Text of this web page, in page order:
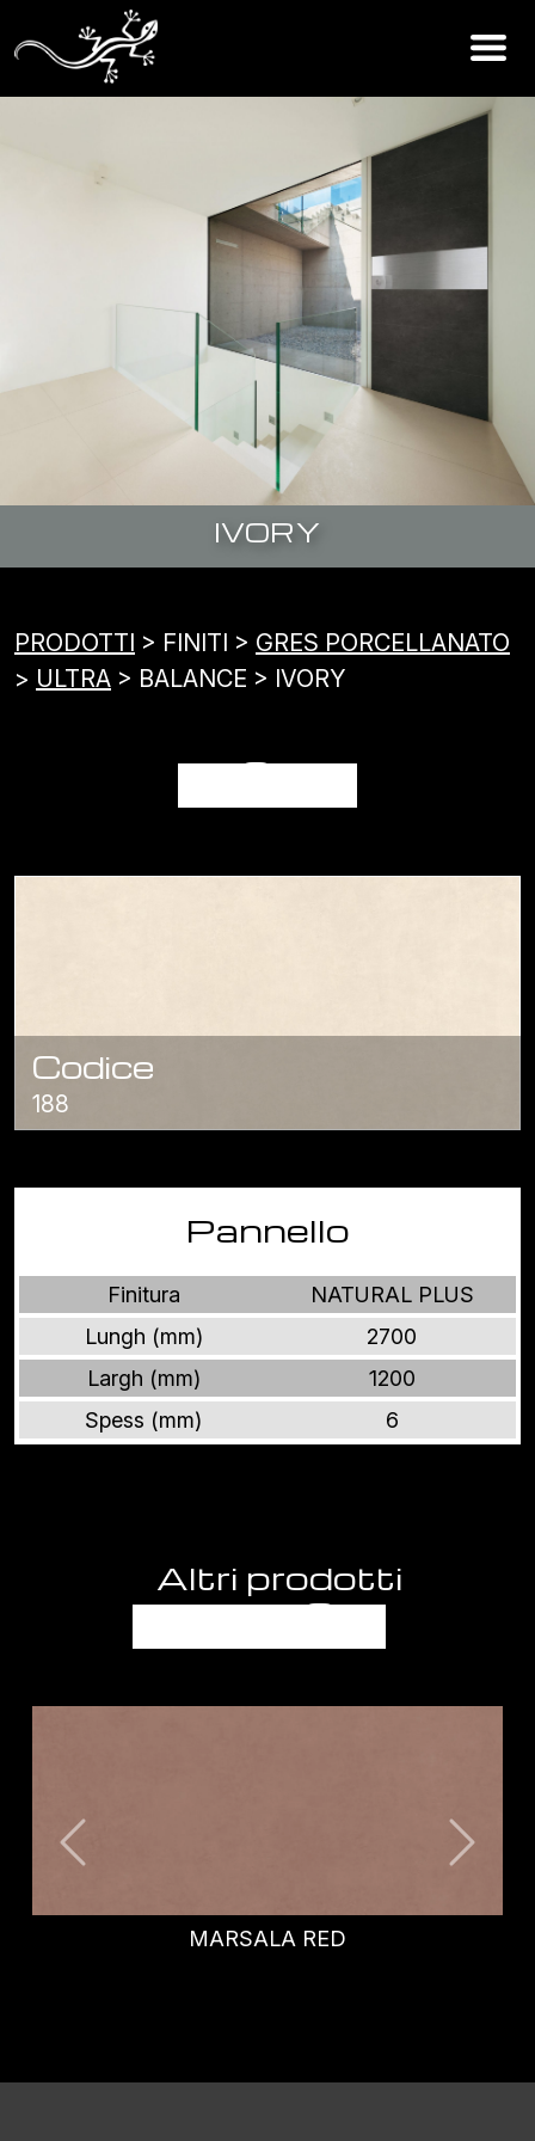
IVORY
PRODOTTI > FINITI > GRES PORCELLANATO
> ULTRA > BALANCE > IVORY
IVORY
Codice
188
Pannello
Finitura
NATURAL PLUS
Lungh (mm)
2700
Largh (mm)
1200
Spess (mm)
6
Altri prodotti
BALANCE
MARSALA RED